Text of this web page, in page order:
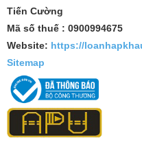
Tiến Cường
Mã số thuế : 0900994675
Website: https://
Sitemap